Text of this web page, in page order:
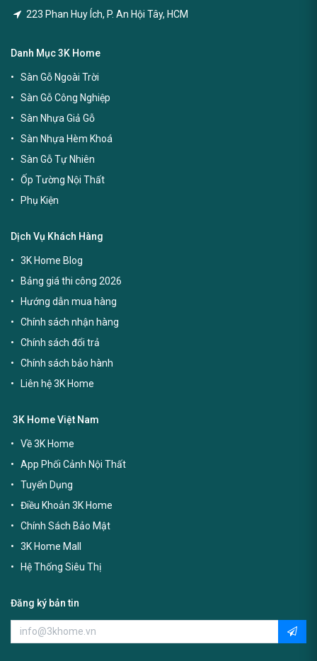
223 Phan Huy Ích, P. An Hội Tây, HCM
Danh Mục 3K Home
Sàn Gỗ Ngoài Trời
Sàn Gỗ Công Nghiệp
Sàn Nhựa Giả Gỗ
Sàn Nhựa Hèm Khoá
Sàn Gỗ Tự Nhiên
Ốp Tường Nội Thất
Phụ Kiện
Dịch Vụ Khách Hàng
3K Home Blog
Bảng giá thi công 2026
Hướng dẫn mua hàng
Chính sách nhận hàng
Chính sách đổi trả
Chính sách bảo hành
Liên hệ 3K Home
3K Home Việt Nam
Về 3K Home
App Phối Cảnh Nội Thất
Tuyển Dụng
Điều Khoản 3K Home
Chính Sách Bảo Mật
3K Home Mall
Hệ Thống Siêu Thị
Đăng ký bản tin